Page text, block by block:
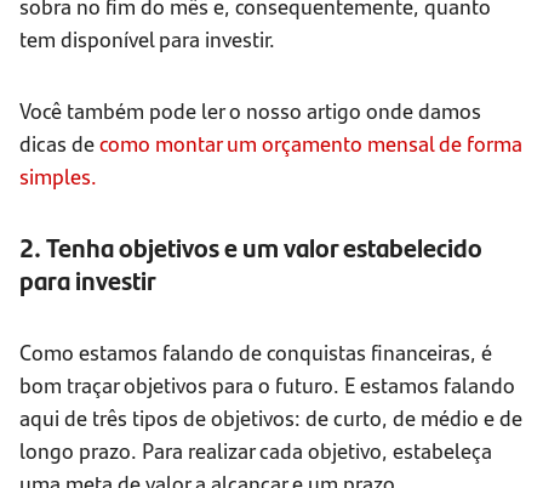
tem disponível para investir.
Você também pode ler o nosso artigo onde damos
dicas decomo montar um orçamento mensal de forma
simples.
2. Tenha objetivos e um valor estabelecido
para investir
Como estamos falando de conquistas financeiras, é
bom traçar objetivos para o futuro. E estamos falando
aqui de três tipos de objetivos: de curto, de médio e de
longo prazo. Para realizar cada objetivo, estabeleça